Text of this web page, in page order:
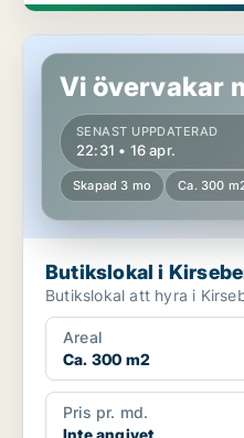
Butikslokal i Kirseberg
Vi övervakar
SENAST UPPDATERAD
22:31 • 16 apr.
Skapad 3 mo Ca. 300
Butikslokal i
Butikslokal att hyra i
Areal
Ca. 300 m2
Pris pr. md.